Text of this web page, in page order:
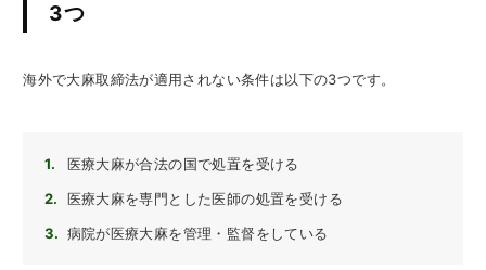
3つ
海外で大麻取締法が適用されない条件は以下の3つです。
医療大麻が合法の国で処置を受ける
医療大麻を専門とした医師の処置を受ける
病院が医療大麻を管理・監督をしている